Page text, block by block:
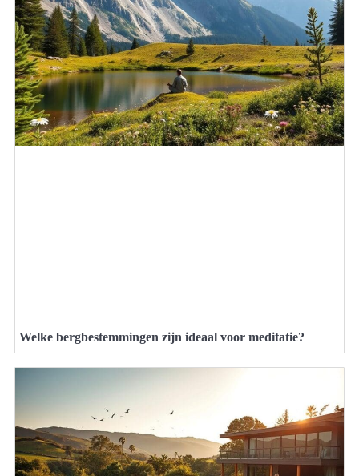
Welke bergbestemmingen zijn ideaal voor meditatie?